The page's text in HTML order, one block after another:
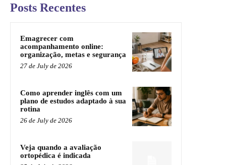
Posts Recentes
Emagrecer com
acompanhamento online:
organização, metas e segurança
27 de July de 2026
Como aprender inglês com um
plano de estudos adaptado à sua
rotina
26 de July de 2026
Veja quando a avaliação
ortopédica é indicada